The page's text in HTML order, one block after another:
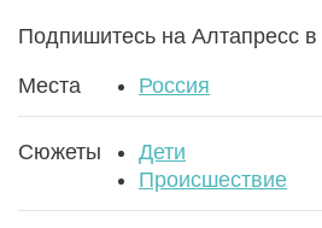
Подпишитесь на Алтапресс в
Места Россия
Сюжеты
Дети
Происшествие